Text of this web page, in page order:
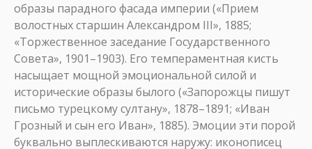
образы парадного фасада империи («Прием
волостных старшин Александром III», 1885;
«Торжественное заседание Государственного
Совета», 1901–1903). Его темпераментная кисть
насыщает мощной эмоциональной силой и
исторические образы былого («Запорожцы пишут
письмо турецкому султану», 1878–1891; «Иван
Грозный и сын его Иван», 1885). Эмоции эти порой
буквально выплескиваются наружу: иконописец